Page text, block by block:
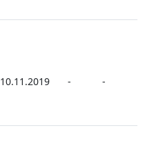
10.11.2019 - -